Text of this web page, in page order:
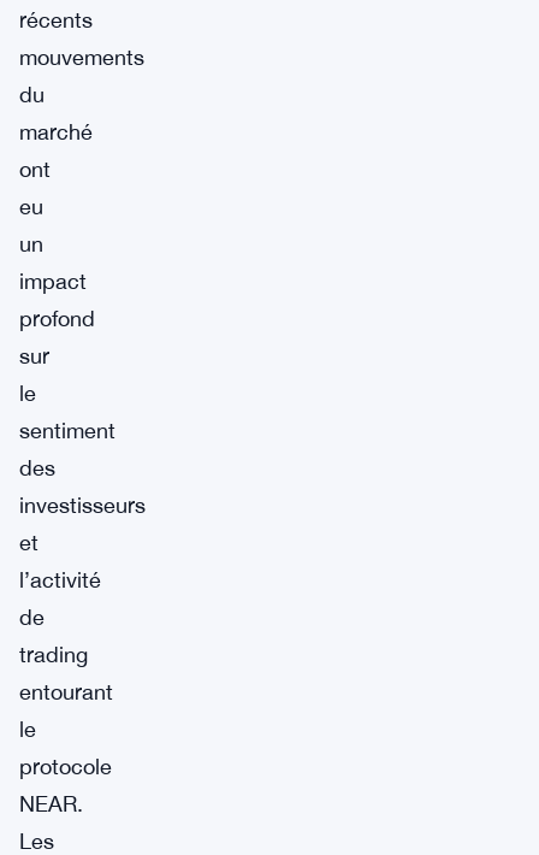
récents
mouvements
du
marché
ont
eu
un
impact
profond
sur
le
sentiment
des
investisseurs
et
l’activité
de
trading
entourant
le
protocole
NEAR.
Les